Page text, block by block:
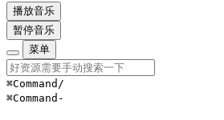
播放音乐
暂停音乐
菜单
⌘Command /
⌘Command -